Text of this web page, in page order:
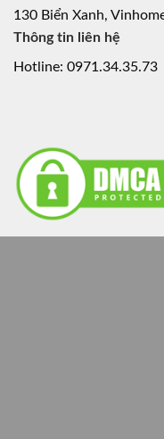
130 Biển Xanh,
Thông tin liên hệ
Hotline: 0971.34.35.73